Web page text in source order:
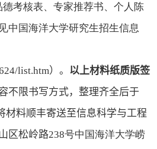
考核表、专家推荐书、个人陈
中国海洋大学研究生招生信息
list.htm）。 以上材料纸质版签
不限书写方式，整理齐全后于
材料顺丰寄送至信息科学与工程
区松岭路238号中国海洋大学崂